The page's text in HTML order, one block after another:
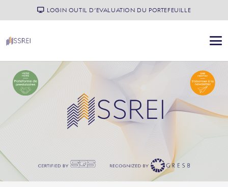
LOGIN OUTIL D’EVALUATION DU PORTEFEUILLE